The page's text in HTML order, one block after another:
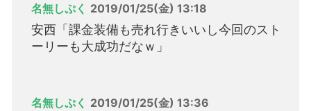
名無しぷく 2019/01/25(金) 13:18
安西「課金装備も売れ行きいいし今回のスト
ーリーも大成功だなｗ」
名無しぷく 2019/01/25(金) 13:36